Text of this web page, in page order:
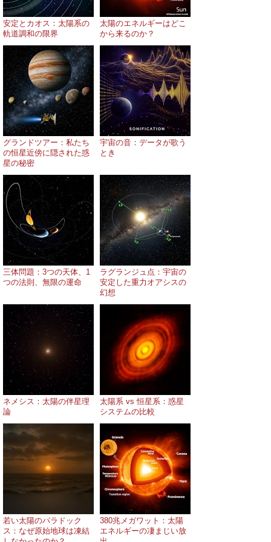
安定とカオス：太陽系の
軌道調和の限界
太陽のエネルギーはどこ
から来るのか？
グランドツアー：私たち
の恒星近傍に隠された惑
星の秘密
宇宙の音：データが歌う
とき
三体問題：3つの天体、1
つの法則、無限の運命
ラグランジュ点：宇宙の
安定した重力オアシスの
幻想
ネメシス：太陽の伴星理
論
太陽系 vs 恒星系：惑星
システムの比較
若い太陽のパラドック
ス：なぜ原始地球は凍結
380兆メガワット：太陽
エネルギーの凄まじい放